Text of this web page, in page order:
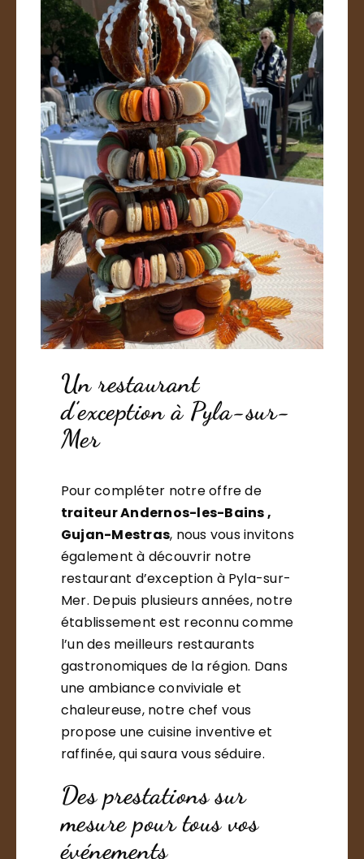
Un restaurant
d’exception à Pyla-sur-
Mer
Pour compléter notre offre de
traiteur Andernos-les-Bains ,
Gujan-Mestras, nous vous invitons
également à découvrir notre
restaurant d’exception à Pyla-sur-
Mer. Depuis plusieurs années, notre
établissement est reconnu comme
l’un des meilleurs restaurants
gastronomiques de la région. Dans
une ambiance conviviale et
chaleureuse, notre chef vous
propose une cuisine inventive et
raffinée, qui saura vous séduire.
Des prestations sur
mesure pour tous vos
événements